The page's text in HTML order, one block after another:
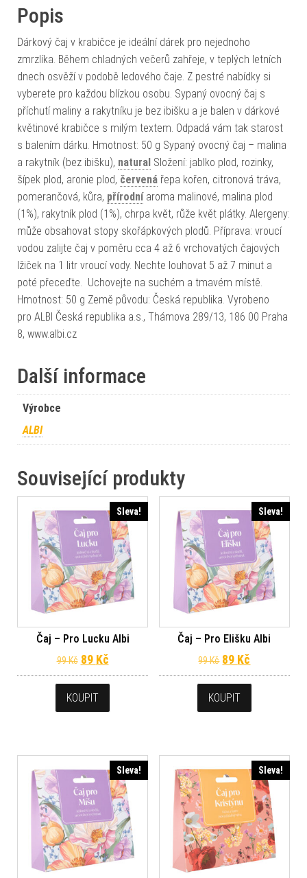
Popis
Dárkový čaj v krabičce je ideální dárek pro nejednoho
zmrzlíka. Během chladných večerů zahřeje, v teplých letních
dnech osvěží v podobě ledového čaje. Z pestré nabídky si
vyberete pro každou blízkou osobu. Sypaný ovocný čaj s
příchutí maliny a rakytníku je bez ibišku a je balen v dárkové
květinové krabičce s milým textem. Odpadá vám tak starost
s balením dárku. Hmotnost: 50 g Sypaný ovocný čaj – malina
a rakytník (bez ibišku), natural Složení: jablko plod, rozinky,
šípek plod, aronie plod, červená řepa kořen, citronová tráva,
pomerančová, kůra, přírodníaroma malinové, malina plod
(1%), rakytník plod (1%), chrpa květ, růže květ plátky. Alergeny:
může obsahovat stopy skořápkových plodů. Příprava: vroucí
vodou zalijte čaj v poměru cca 4 až 6 vrchovatých čajových
lžiček na 1 litr vroucí vody. Nechte louhovat 5 až 7 minut a
poté přeceďte. Uchovejte na suchém a tmavém místě.
Hmotnost: 50 g Země původu: Česká republika. Vyrobeno
pro ALBI Česká republika a.s., Thámova 289/13, 186 00 Praha
8, www.albi.cz
Další informace
Výrobce
ALBI
Související produkty
Sleva!
Čaj – Pro Lucku Albi
99Kč Původní cena byla: 99 Kč.
89 KčAktuální cena je: 89 Kč.
KOUPIT
Sleva!
Čaj – Pro Elišku Albi
99Kč Původní cena
89 Kč
KOUPIT
Sleva! Sleva!